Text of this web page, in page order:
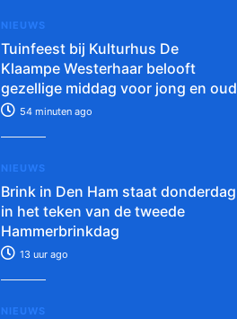
NIEUWS
Tuinfeest bij Kulturhus De
Klaampe Westerhaar belooft
gezellige middag voor jong en oud
54 minuten ago
NIEUWS
Brink in Den Ham staat donderdag
in het teken van de tweede
Hammerbrinkdag
13 uur ago
NIEUWS